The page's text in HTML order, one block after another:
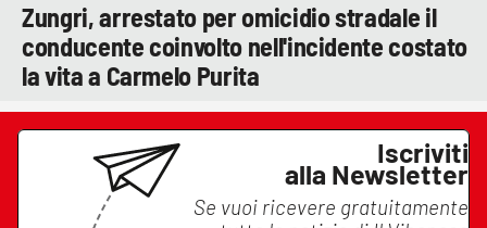
Zungri, arrestato per omicidio stradale il
conducente coinvolto nell'incidente costato
la vita a Carmelo Purita
Iscriviti
alla Newsletter
Se vuoi ricevere gratuitamente